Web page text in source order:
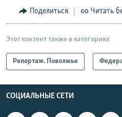
Поделиться Читать
Этот контент также в категориях
Репортаж. Поволжье
СОЦИАЛЬНЫЕ СЕТИ